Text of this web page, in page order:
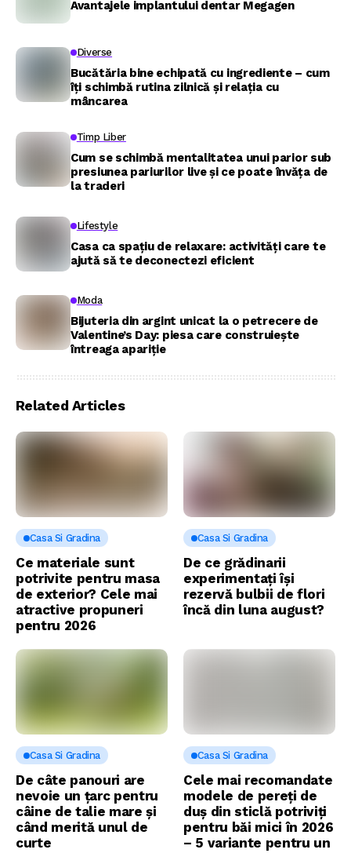
Avantajele implantului dentar Megagen
Diverse
Bucătăria bine echipată cu ingrediente – cum
îți schimbă rutina zilnică și relația cu
mâncarea
Timp Liber
Cum se schimbă mentalitatea unui parior sub
presiunea pariurilor live și ce poate învăța de
la traderi
Lifestyle
Casa ca spațiu de relaxare: activități care te
ajută să te deconectezi eficient
Moda
Bijuteria din argint unicat la o petrecere de
Valentine’s Day: piesa care construiește
întreaga apariție
Related Articles
Casa Si Gradina
Ce materiale sunt
potrivite pentru masa
de exterior? Cele mai
atractive propuneri
pentru 2026
Casa Si Gradina
De ce grădinarii
experimentați își
rezervă bulbii de flori
încă din luna august?
Casa Si Gradina
De câte panouri are
nevoie un țarc pentru
câine de talie mare și
când merită unul de
curte
Casa Si Gradina
Cele mai recomandate
modele de pereți de
duș din sticlă potriviți
pentru băi mici în 2026
– 5 variante pentru un